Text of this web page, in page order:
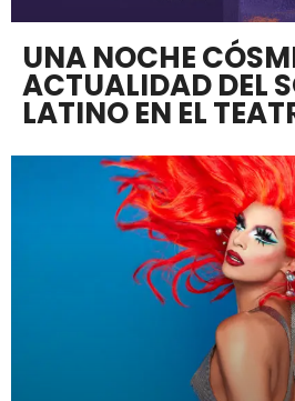
UNA NOCHE
ACTUALIDAD DEL
LATINO EN EL